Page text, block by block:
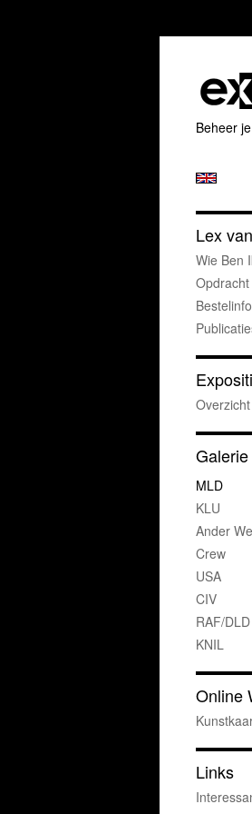
Beheer
Lex
Wie Ben
Opdracht
Overzicht
Galerie
MLD
KLU
Ander
Crew
USA
CIV
RAF/DLD
KNIL
Online
Links